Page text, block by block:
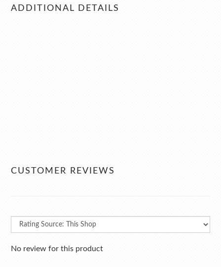
ADDITIONAL DETAILS
CUSTOMER REVIEWS
No review for this product